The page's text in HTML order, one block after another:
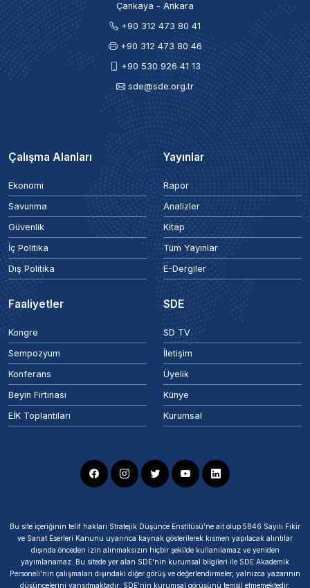
Çankaya - Ankara
+90 312 473 80 41
+90 312 473 80 46
+90 530 926 41 13
sde@sde.org.tr
Çalışma Alanları
Ekonomi
Savunma
Güvenlik
İç Politika
Dış Politika
Yayınlar
Rapor
Analizler
Kitap
Tüm Yayınlar
E-Dergiler
Faaliyetler
Kongre
Sempozyum
Konferans
Beyin Fırtınası
EİK Toplantıları
SDE
SD TV
İletişim
Üyelik
Künye
Kurumsal
Bu site içeriğinin telif hakları Stratejik Düşünce Enstitüsü’ne ait olup 5846 Sayılı Fikir
ve Sanat Eserleri Kanunu uyarınca kaynak gösterilerek kısmen yapılacak alıntılar
dışında önceden izin alınmaksızın hiçbir şekilde kullanılamaz ve yeniden
yayımlanamaz. Bu sitede yer alan SDE'nin kurumsal bilgileri ile SDE Akademik
Personeli'nin çalışmaları dışındaki diğer görüş ve değerlendirmeler, yalnızca yazarının
düşüncelerini yansıtmaktadır; SDE'nin kurumsal görüşünü temsil etmemektedir.